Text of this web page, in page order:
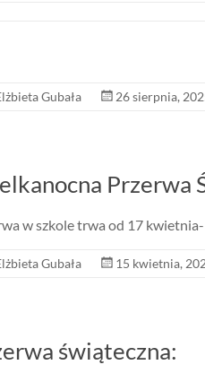
Gubała 26 sierpnia,
Przerwa
w szkole trwa od 17
Gubała 15 kwietnia,
świąteczna: